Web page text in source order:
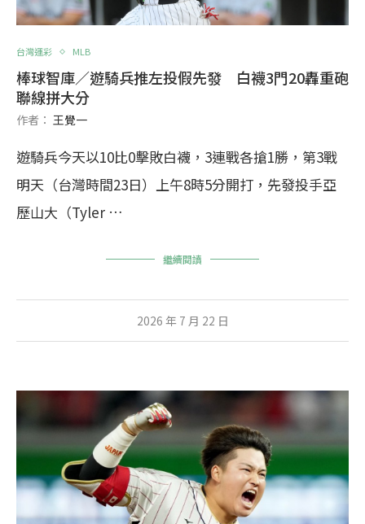
台灣運彩 MLB
棒球智庫／遊騎兵推左投假先發 白襪3門20轟重砲
聯線拼大分
作者： 王覺一
遊騎兵今天以10比0擊敗白襪，3連戰各搶1勝，第3戰
明天（台灣時間23日）上午8時5分開打，先發投手亞
歷山大（Tyler …
繼續閱讀
2026 年 7 月 22 日